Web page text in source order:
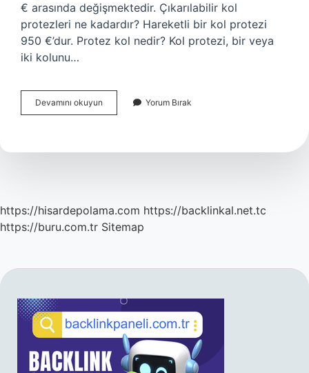
€ arasında değişmektedir. Çıkarılabilir kol
protezleri ne kadardır? Hareketli bir kol protezi
950 €’dur. Protez kol nedir? Kol protezi, bir veya
iki kolunu…
Devamını okuyun
Kol
Yorum Bırak
https://hisardepolama.com https://backlinkal.net.tc
https://buru.com.tr Sitemap
SIDEBAR